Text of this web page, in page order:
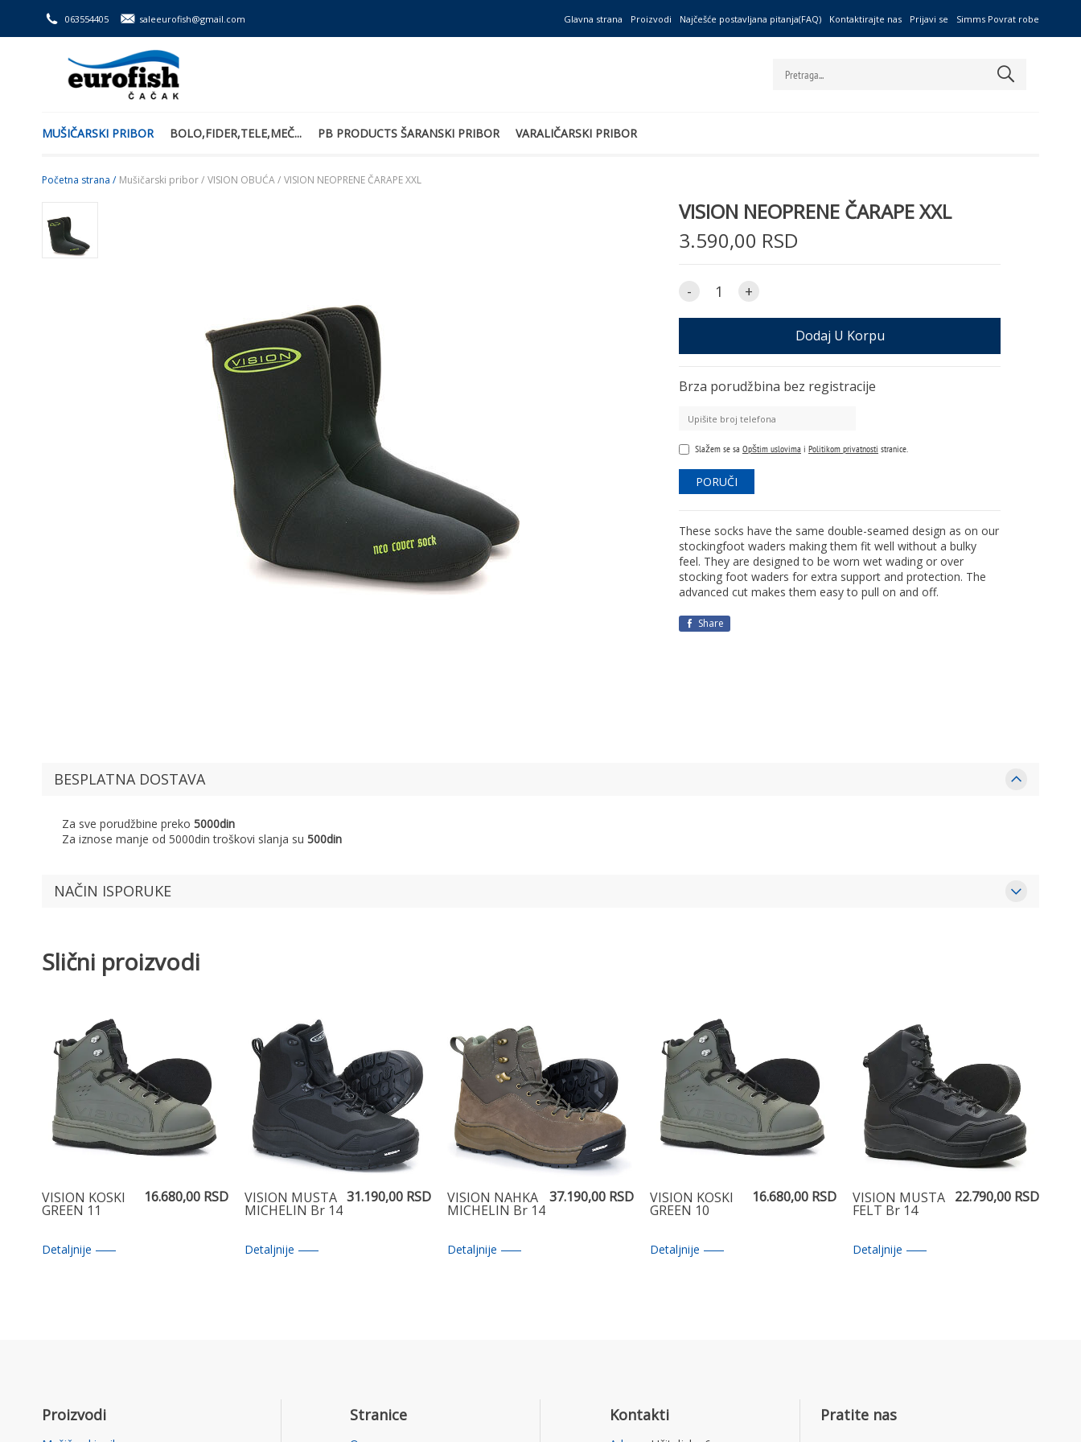
063554405 saleeurofish@gmail.com Glavna strana Proizvodi Najčešće postavljana pitanja(FAQ) Kontaktirajte nas Prijavi se Simms Povrat robe
MUŠIČARSKI PRIBOR BOLO,FIDER,TELE,MEČ... PB PRODUCTS ŠARANSKI PRIBOR VARALIČARSKI PRIBOR
Početna strana / Mušičarski pribor / VISION OBUĆA / VISION NEOPRENE ČARAPE XXL
VISION NEOPRENE ČARAPE XXL
3.590,00 RSD
- +
Dodaj U Korpu
Brza porudžbina bez registracije
Slažem se sa Opštim uslovima i Politikom privatnosti stranice.
These socks have the same double-seamed design as on our
stockingfoot waders making them fit well without a bulky
feel. They are designed to be worn wet wading or over
stocking foot waders for extra support and protection. The
advanced cut makes them easy to pull on and off.
Share
BESPLATNA DOSTAVA
Za sve porudžbine preko 5000din
Za iznose manje od 5000din troškovi slanja su 500din
NAČIN ISPORUKE
Slični proizvodi
VISION KOSKI
GREEN 11
16.680,00 RSD
Detaljnije
VISION MUSTA
MICHELIN Br 14
31.190,00 RSD
Detaljnije
VISION NAHKA
MICHELIN Br 14
37.190,00 RSD
Detaljnije
VISION KOSKI
GREEN 10
16.680,00 RSD
Detaljnije
VISION MUSTA
FELT Br 14
22.790,00 RSD
Detaljnije
Proizvodi Stranice Kontakti Pratite nas